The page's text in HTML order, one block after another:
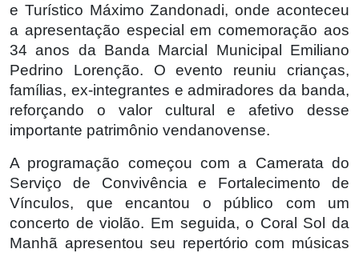
e Turístico Máximo Zandonadi, onde aconteceu
a apresentação especial em comemoração aos
34 anos da Banda Marcial Municipal Emiliano
Pedrino Lorenção. O evento reuniu crianças,
famílias, ex-integrantes e admiradores da banda,
reforçando o valor cultural e afetivo desse
importante patrimônio vendanovense.
A programação começou com a Camerata do
Serviço de Convivência e Fortalecimento de
Vínculos, que encantou o público com um
concerto de violão. Em seguida, o Coral Sol da
Manhã apresentou seu repertório com músicas